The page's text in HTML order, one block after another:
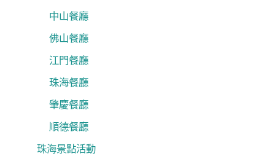
中山餐廳
佛山餐廳
江門餐廳
珠海餐廳
肇慶餐廳
順德餐廳
珠海景點活動